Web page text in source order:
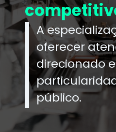
A
oferecer
direcionado
público.